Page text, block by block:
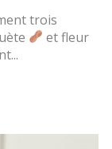
trois
et fleur